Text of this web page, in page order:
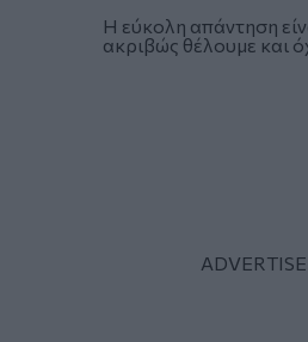
Η εύκολη απάντηση
ακριβώς θέλουμε και